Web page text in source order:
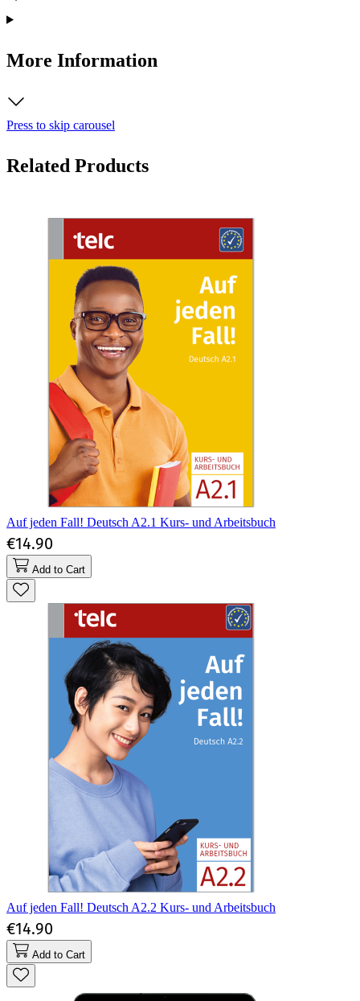
More Information
Press to skip carousel
Related Products
Auf jeden Fall! Deutsch A2.1 Kurs- und Arbeitsbuch
€14.90
Add to Cart
Auf jeden Fall! Deutsch A2.2 Kurs- und Arbeitsbuch
€14.90
Add to Cart